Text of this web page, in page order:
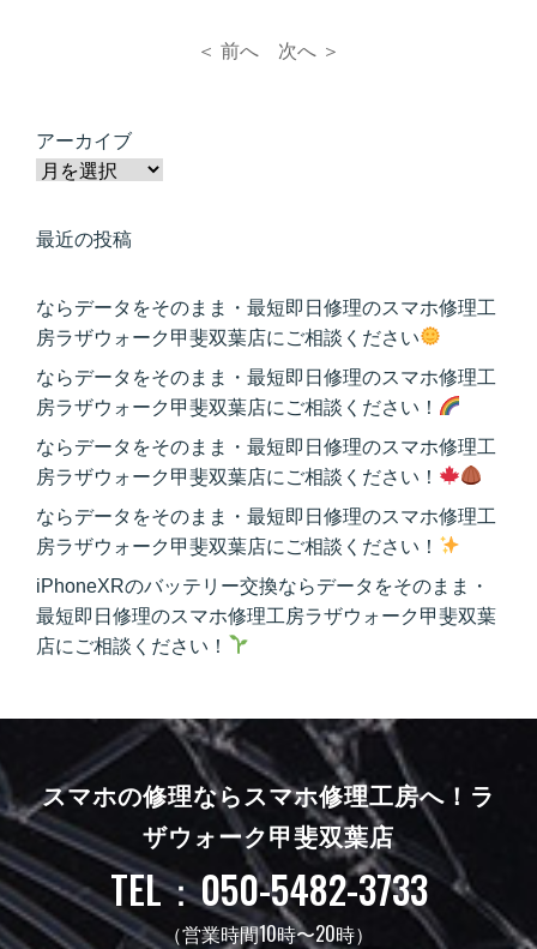
＜ 前へ 次へ ＞
アーカイブ
最近の投稿
ならデータをそのまま・最短即日修理のスマホ修理工
房ラザウォーク甲斐双葉店にご相談ください
ならデータをそのまま・最短即日修理のスマホ修理工
房ラザウォーク甲斐双葉店にご相談ください！
ならデータをそのまま・最短即日修理のスマホ修理工
房ラザウォーク甲斐双葉店にご相談ください！
ならデータをそのまま・最短即日修理のスマホ修理工
房ラザウォーク甲斐双葉店にご相談ください！
iPhoneXRのバッテリー交換ならデータをそのまま・
最短即日修理のスマホ修理工房ラザウォーク甲斐双葉
店にご相談ください！
スマホの修理ならスマホ修理工房へ！ ラ
ザウォーク甲斐双葉店
TEL：050-5482-3733
（営業時間10時〜20時）